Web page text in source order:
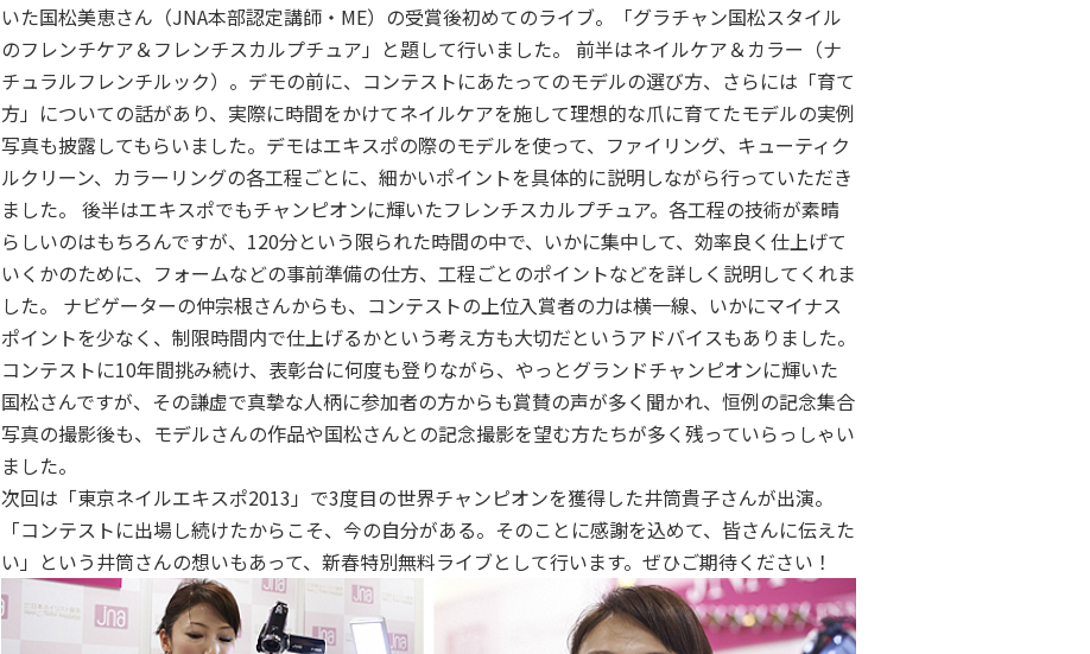
いた国松美恵さん（JNA本部認定講師・ME）の受賞後初めてのライブ。「グラチャン国松スタイル
のフレンチケア＆フレンチスカルプチュア」と題して行いました。 前半はネイルケア＆カラー（ナ
チュラルフレンチルック）。デモの前に、コンテストにあたってのモデルの選び方、さらには「育て
方」についての話があり、実際に時間をかけてネイルケアを施して理想的な爪に育てたモデルの実例
写真も披露してもらいました。デモはエキスポの際のモデルを使って、ファイリング、キューティク
ルクリーン、カラーリングの各工程ごとに、細かいポイントを具体的に説明しながら行っていただき
ました。 後半はエキスポでもチャンピオンに輝いたフレンチスカルプチュア。各工程の技術が素晴
らしいのはもちろんですが、120分という限られた時間の中で、いかに集中して、効率良く仕上げて
いくかのために、フォームなどの事前準備の仕方、工程ごとのポイントなどを詳しく説明してくれま
した。 ナビゲーターの仲宗根さんからも、コンテストの上位入賞者の力は横一線、いかにマイナス
ポイントを少なく、制限時間内で仕上げるかという考え方も大切だというアドバイスもありました。
コンテストに10年間挑み続け、表彰台に何度も登りながら、やっとグランドチャンピオンに輝いた
国松さんですが、その謙虚で真摯な人柄に参加者の方からも賞賛の声が多く聞かれ、恒例の記念集合
写真の撮影後も、モデルさんの作品や国松さんとの記念撮影を望む方たちが多く残っていらっしゃい
ました。
次回は「東京ネイルエキスポ2013」で3度目の世界チャンピオンを獲得した井筒貴子さんが出演。
「コンテストに出場し続けたからこそ、今の自分がある。そのことに感謝を込めて、皆さんに伝えた
い」という井筒さんの想いもあって、新春特別無料ライブとして行います。ぜひご期待ください！